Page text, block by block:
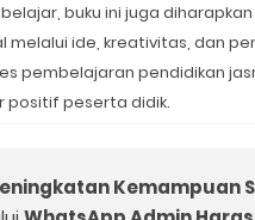
buku ini juga
ide, kreativitas, dan
pembelajaran pendidikan
positif peserta didik.
Kemampuan